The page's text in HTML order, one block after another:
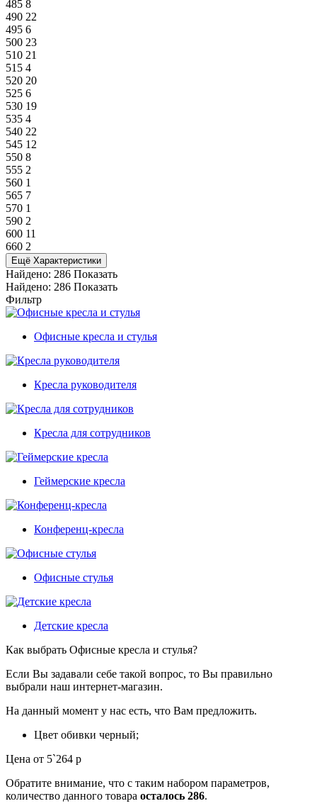
485 8
490 22
495 6
500 23
510 21
515 4
520 20
525 6
530 19
535 4
540 22
545 12
550 8
555 2
560 1
565 7
570 1
590 2
600 11
660 2
Ещё Характеристики
Найдено: 286 Показать
Найдено: 286 Показать
Фильтр
Офисные кресла и стулья
Кресла руководителя
Кресла для сотрудников
Геймерские кресла
Конференц-кресла
Офисные стулья
Детские кресла
Как выбрать Офисные кресла и стулья?
Если Вы задавали себе такой вопрос, то Вы правильно
выбрали наш интернет-магазин.
На данный момент у нас есть, что Вам предложить.
Цвет обивки черный;
Цена от 5`264 р
Обратите внимание, что с таким набором параметров,
количество данного товара осталось 286.